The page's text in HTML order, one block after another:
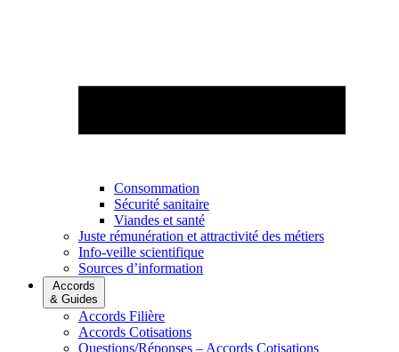
Consommation
Sécurité sanitaire
Viandes et santé
Juste rémunération et attractivité des métiers
Info-veille scientifique
Sources d’information
Accords
& Guides
Accords Filière
Accords Cotisations
Questions/Réponses – Accords Cotisations